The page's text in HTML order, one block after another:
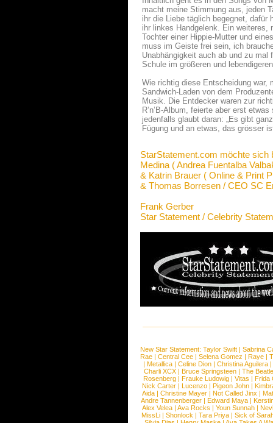
macht meine Stimmung aus, jeden
ihr die Liebe täglich begegnet, dafür
ihr linkes Handgelenk. Ein
Tochter einer Hippie-Mutter und
muss im Geiste frei sein, ich
Unabhängigkeit auch ab und zu
Schule im größeren und
Wie richtig diese Entscheidung war,
Sandwich-Laden von dem
Musik. Die Entdecker waren zur
R’n’B-Album, feierte aber erst
jedenfalls glaubt daran: „Es gibt
Fügung und an etwas, das grösser
StarStatement.com möchte sich
Medina ( Andrea Fuentalba
& Katrin Brauer ( Online & Print
& Thomas Borresen / CEO SC
Frank Gerber
Star Statement / Celebrity
New Star Statement: Taylor Swift | Sabrina
Rae |Central Cee |Selena Gomez |Raye |
| Metallica | Celine Dion | Christina Aguilera |
Charli XCX |Bruce Springsteen |The
Rosenberg | Frauke Ludowig | Vitas | Frida
Nick Carter | Lucenzo | Pigeon John |
Aida |Christine Mayer |Not Called Jinx |
Andre Tannenberger | Edward Maya |
Alex Velea | Ava Rocks | Youn Sunnah |
MissLi | Shonlock | Tara Priya | Sick of